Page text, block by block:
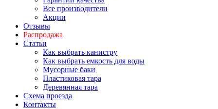
Все производители
Акции
Отзывы
Распродажа
Статьи
Как выбрать канистру
Как выбрать емкость для воды
Мусорные баки
Пластиковая тара
Деревянная тара
Схема проезда
Контакты